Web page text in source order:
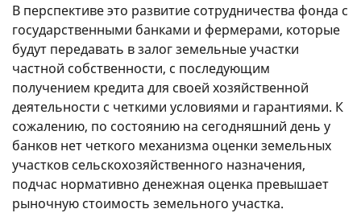
В перспективе это развитие сотрудничества фонда с
государственными банками и фермерами, которые
будут передавать в залог земельные участки
частной собственности, с последующим
получением кредита для своей хозяйственной
деятельности с четкими условиями и гарантиями. К
сожалению, по состоянию на сегодняшний день у
банков нет четкого механизма оценки земельных
участков сельскохозяйственного назначения,
подчас нормативно денежная оценка превышает
рыночную стоимость земельного участка.